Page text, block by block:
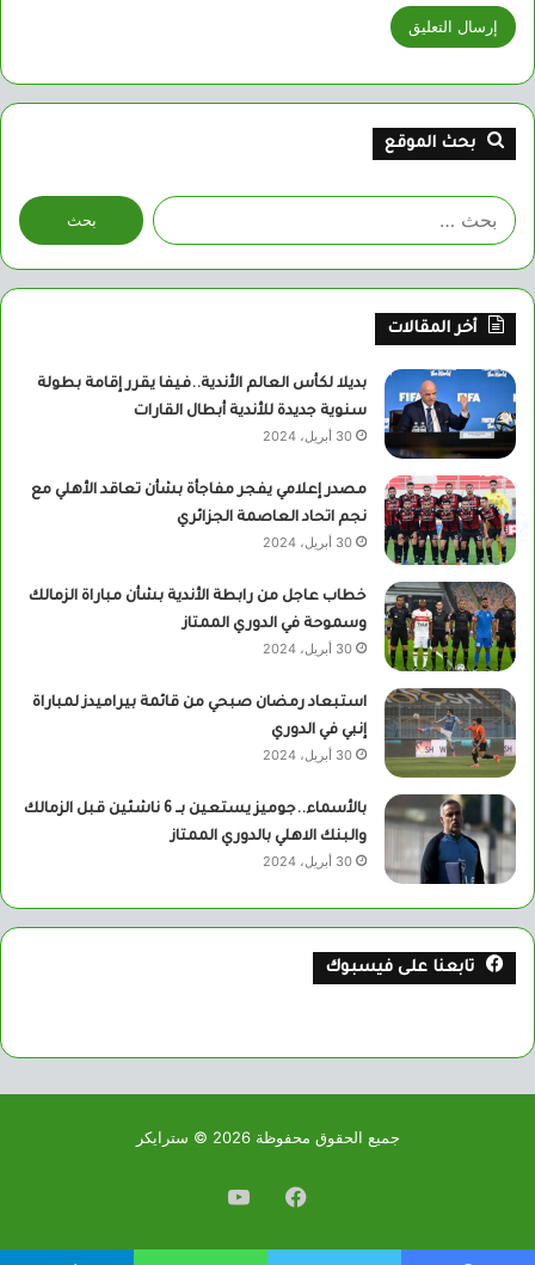
بحث الموقع
البحث
عن:
أخر المقالات
بديلا لكأس العالم الأندية..فيفا يقرر إقامة بطولة
سنوية جديدة للأندية أبطال القارات
30 أبريل، 2024
مصدر إعلامي يفجر مفاجأة بشأن تعاقد الأهلي مع
نجم اتحاد العاصمة الجزائري
30 أبريل، 2024
خطاب عاجل من رابطة الأندية بشأن مباراة الزمالك
وسموحة في الدوري الممتاز
30 أبريل، 2024
استبعاد رمضان صبحي من قائمة بيراميدز لمباراة
إنبي في الدوري
30 أبريل، 2024
بالأسماء..جوميز يستعين بــ 6 ناشئين قبل الزمالك
والبنك الاهلي بالدوري الممتاز
30 أبريل، 2024
تابعنا على فيسبوك
جميع الحقوق محفوظة 2026 © سترايكر
فيسبوكيوتيوب